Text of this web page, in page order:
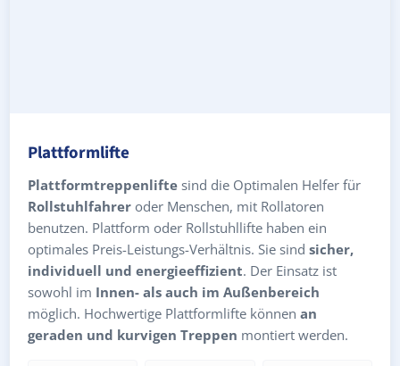
Plattformlifte
Plattformtreppenlifte sind die Optimalen Helfer für
Rollstuhlfahrer oder Menschen, mit Rollatoren
benutzen. Plattform oder Rollstuhllifte haben ein
optimales Preis-Leistungs-Verhältnis. Sie sind sicher,
individuell und energieeffizient. Der Einsatz ist
sowohl im Innen- als auch im Außenbereich
möglich. Hochwertige Plattformlifte können an
geraden und kurvigen Treppen montiert werden.